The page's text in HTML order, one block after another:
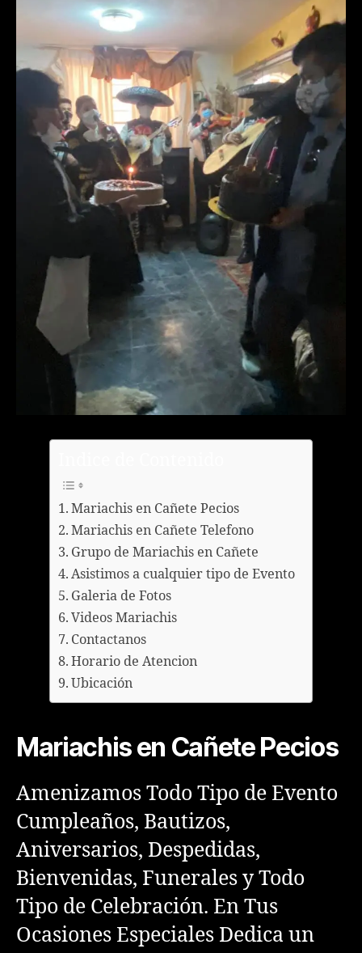
Mariachis en Cañete Pecios
Mariachis en Cañete Telefono
Grupo de Mariachis en Cañete
Asistimos a cualquier tipo de Evento
Galeria de Fotos
Videos Mariachis
Contactanos
Horario de Atencion
Ubicación
Mariachis en Cañete Pecios
Amenizamos Todo Tipo de Evento
Cumpleaños, Bautizos,
Aniversarios, Despedidas,
Bienvenidas, Funerales y Todo
Tipo de Celebración. En Tus
Ocasiones Especiales Dedica un